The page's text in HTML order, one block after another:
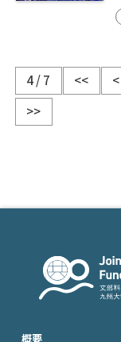
4 / 7 << <
>>
概要